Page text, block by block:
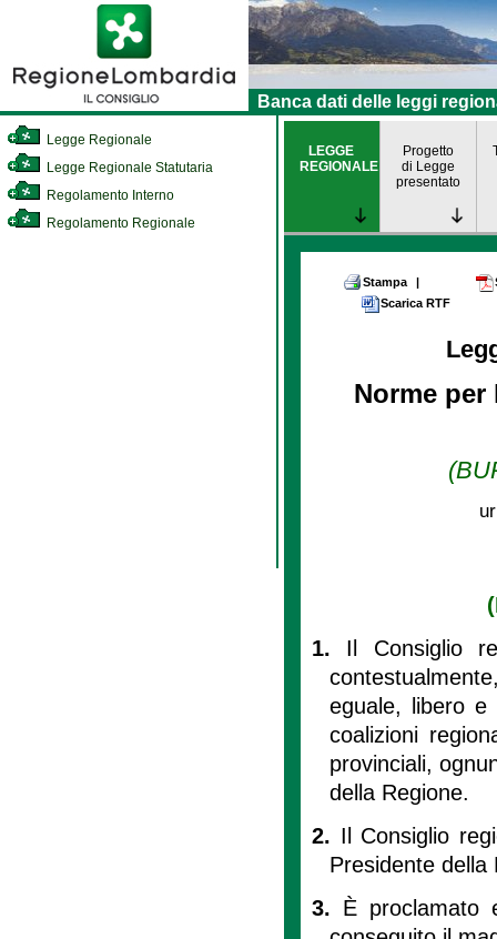
Banca dati delle leggi
Legge Regionale
Legge Regionale Statutaria
Regolamento Interno
Regolamento Regionale
LEGGE
REGIONALE
Progetto
di Legge
presentato
Stampa |
Scarica RTF
Norme
1. Il Consiglio
eguale, libero e
coalizioni
provinciali,
della Regione.
2. Il Consiglio
Presidente della
3. È proclamato